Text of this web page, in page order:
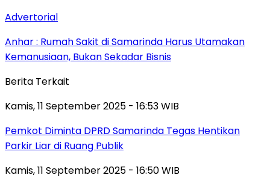
Advertorial
Anhar : Rumah Sakit di Samarinda Harus Utamakan
Kemanusiaan, Bukan Sekadar Bisnis
Berita Terkait
Kamis, 11 September 2025 - 16:53 WIB
Pemkot Diminta DPRD Samarinda Tegas Hentikan
Parkir Liar di Ruang Publik
Kamis, 11 September 2025 - 16:50 WIB